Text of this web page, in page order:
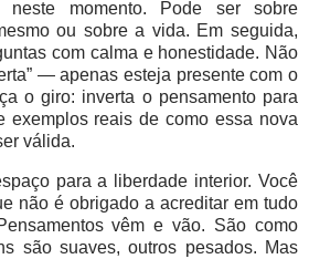
neste momento. Pode ser sobre
ou sobre a vida. Em seguida,
com calma e honestidade. Não
— apenas esteja presente com o
o giro: inverta o pensamento para
exemplos reais de como essa nova
válida.
para a liberdade interior. Você
não é obrigado a acreditar em tudo
vêm e vão. São como
são suaves, outros pesados. Mas